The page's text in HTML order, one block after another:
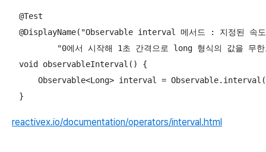
    @Test
@DisplayName("Observable interval 메서드 : 지정된 속도
"0에서 시작해 1초 간격으로 long 형식의 값을 무
    void observableInterval() {
Observable<Long> interval =
    }
reactivex.io/documentation/operators/interval.html